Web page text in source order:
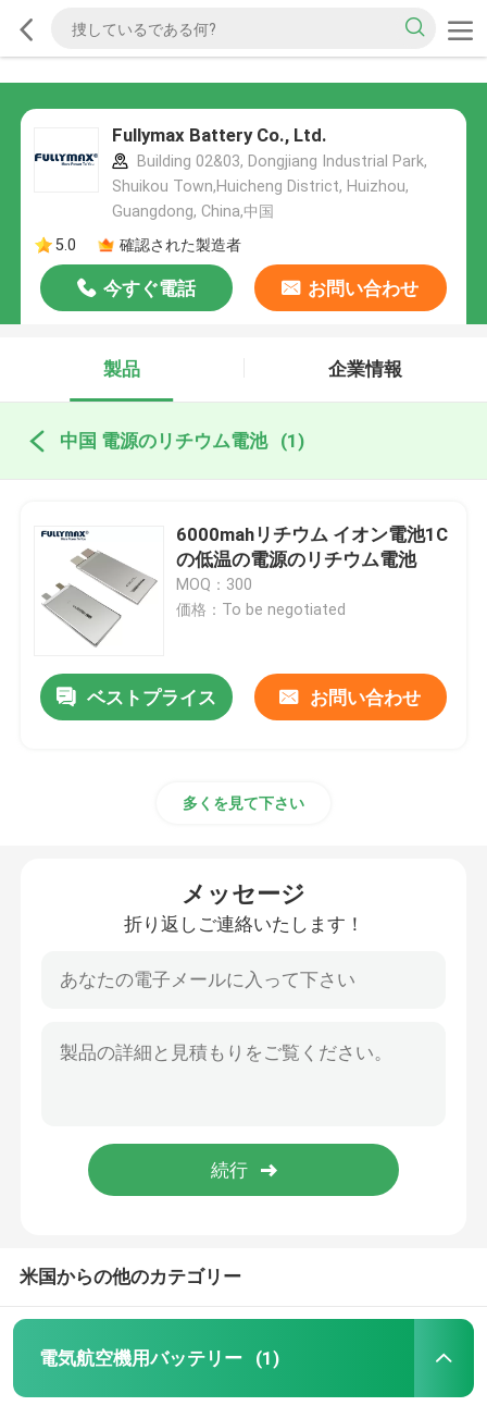
Fullymax Battery Co., Ltd.
Building 02&03, Dongjiang Industrial Park,
Shuikou Town,Huicheng District, Huizhou,
Guangdong, China,中国
5.0
確認された製造者
今すぐ電話 お問い合わせ
製品 企業情報
中国 電源のリチウム電池 (1)
6000mahリチウム イオン電池1C
の低温の電源のリチウム電池
MOQ：300
価格：To be negotiated
ベストプライス お問い合わせ
多くを見て下さい
メッセージ
折り返しご連絡いたします！
米国からの他のカテゴリー
電気航空機用バッテリー (1)